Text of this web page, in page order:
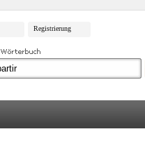
Registrierung